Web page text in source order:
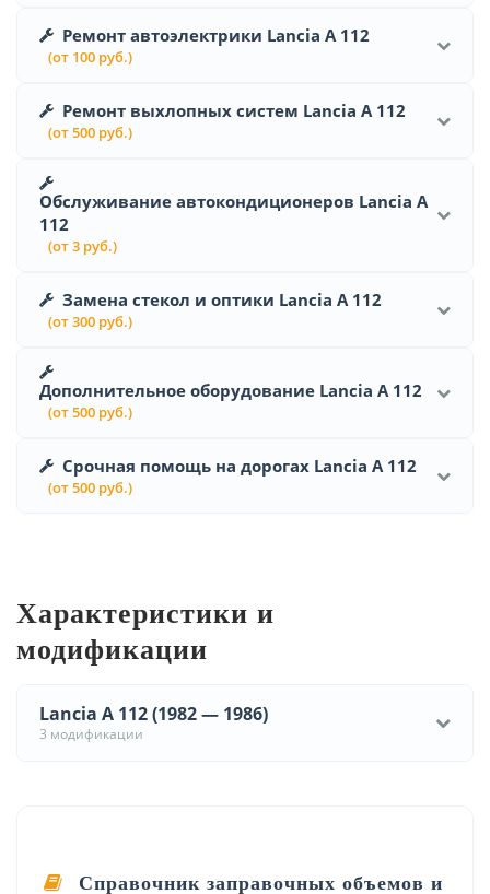
Ремонт автоэлектрики Lancia A 112
(от 100 руб.)
Ремонт выхлопных систем Lancia A 112
(от 500 руб.)
Обслуживание автокондиционеров Lancia A
112
(от 3 руб.)
Замена стекол и оптики Lancia A 112
(от 300 руб.)
Дополнительное оборудование Lancia A 112
(от 500 руб.)
Срочная помощь на дорогах Lancia A 112
(от 500 руб.)
Характеристики и
модификации
Lancia A 112 (1982 — 1986)
3 модификации
Справочник заправочных объемов и